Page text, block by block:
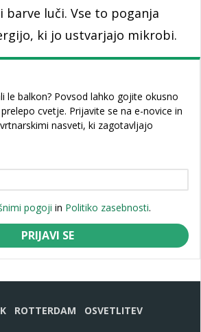
luči. Vse to poganja
ki jo ustvarjajo mikrobi.
le balkon? Povsod lahko gojite okusno
cvetje. Prijavite se na e-novice in
nasveti, ki zagotavljajo
pogoji in Politiko zasebnosti.
PRIJAVI SE
ROTTERDAM
OSVETLITEV